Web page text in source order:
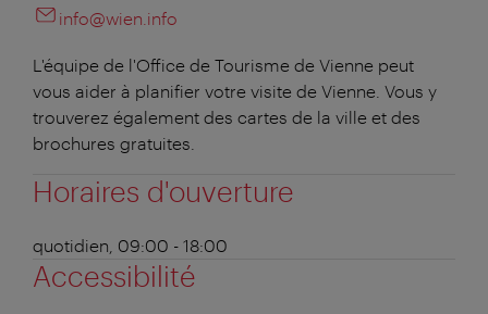
info@wien.info
L'équipe de l'Office de Tourisme de Vienne peut
vous aider à planifier votre visite de Vienne. Vous y
trouverez également des cartes de la ville et des
brochures gratuites.
Horaires d'ouverture
quotidien, 09:00 - 18:00
Accessibilité